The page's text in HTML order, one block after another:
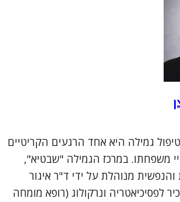
גמילה היא אחד הרגעים הקריטיים
משפחתו. במרכז הגמילה "שבטיא",
מנוהלת על ידי ד"ר איגור
לפסיכיאטריה ונרקולוג (רופא מומחה